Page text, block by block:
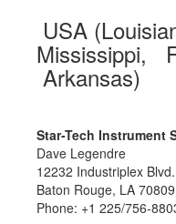
USA
Mississippi,
Arkansas)
Star-Tech Instrument
Dave Legendre
12232 Industriplex
Baton Rouge, LA 70809
Phone: +1 225/756-